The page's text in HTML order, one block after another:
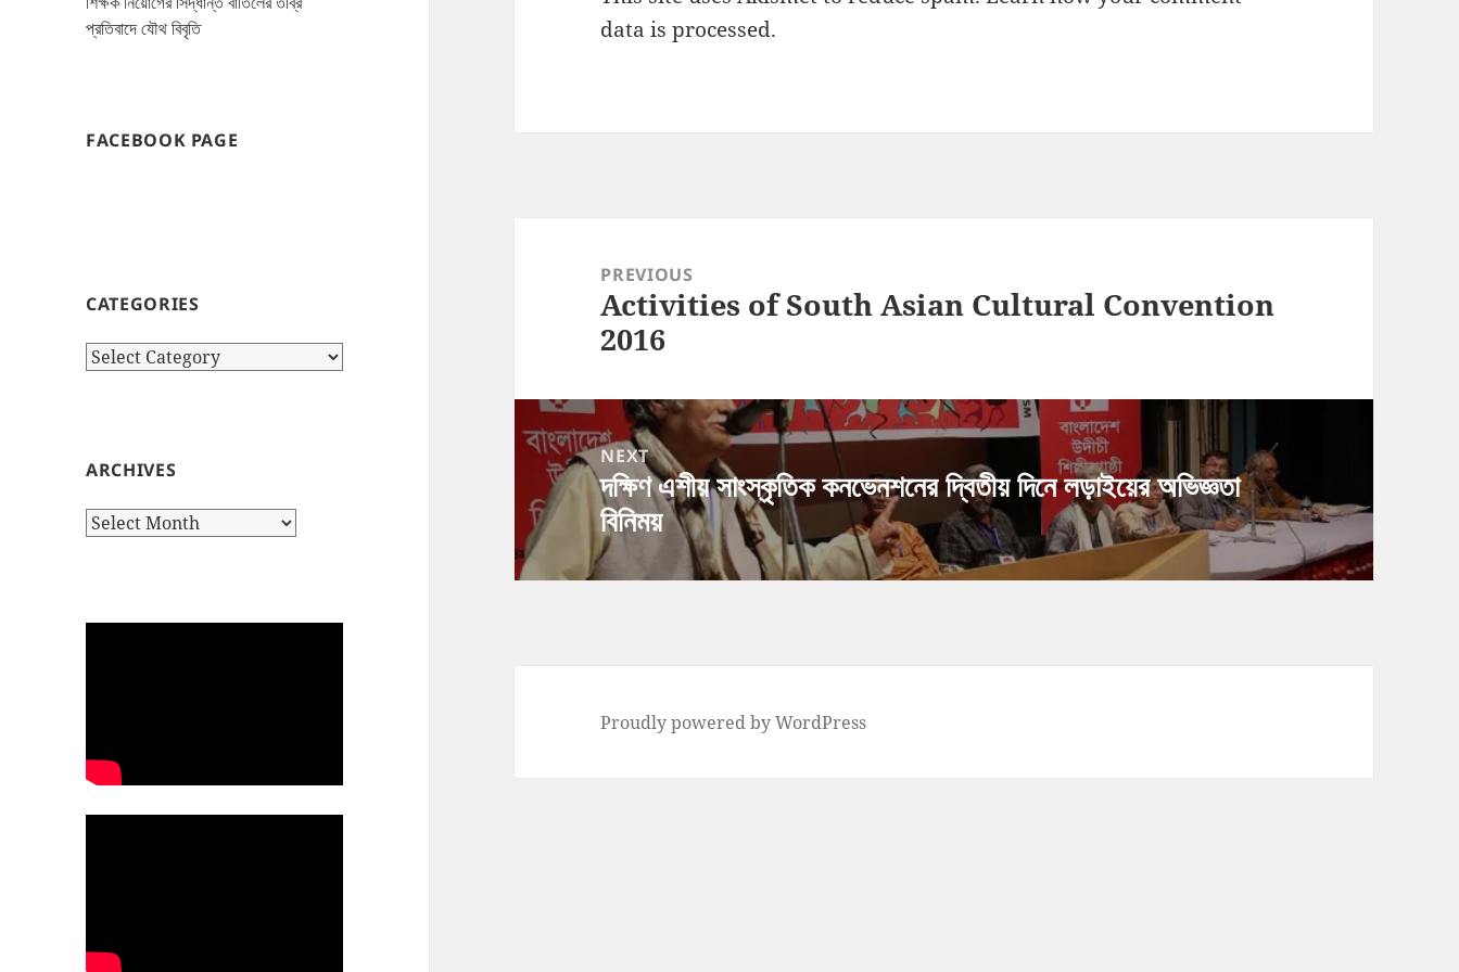
প্রতিবাদে যৌথ বিবৃতি
FACEBOOK PAGE
CATEGORIES
Categories
ARCHIVES
Archives
data is processed.
navigationPREVIOUS
Previous
post:
Activities of South Asian Cultural Convention
2016
NEXT
Next
post:
দক্ষিণ এশীয় সাংস্কৃতিক কনভেনশনের দ্বিতীয় দিনে লড়াইয়ের অভিজ্ঞতা
বিনিময়
Proudly powered by WordPress